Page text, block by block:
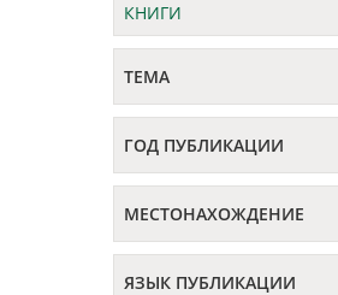
КНИГИ
ТЕМА
ГОД ПУБЛИКАЦИИ
МЕСТОНАХОЖДЕНИЕ
ЯЗЫК ПУБЛИКАЦИИ